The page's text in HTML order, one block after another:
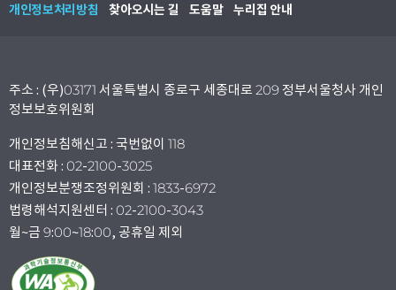
개인정보처리방침 찾아오시는 길 도움말 누리집 안내
주소 : (우)03171 서울특별시 종로구 세종대로 209 정부서울청사 개인
정보보호위원회
개인정보침해신고 : 국번없이 118
대표전화 : 02-2100-3025
개인정보분쟁조정위원회 : 1833-6972
법령해석지원센터 : 02-2100-3043
월~금 9:00~18:00, 공휴일 제외